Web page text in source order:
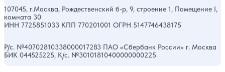
107045, г.Москва, Рождественский б-р, 9, строение 1, Помещение I,
комната 30
ИНН 7725851033 КПП 770201001 ОГРН 5147746438175
Р/с. №40702810338000017283 ПАО «Сбербанк России» г. Москва
БИК 044525225, К/с. №30101810400000000225